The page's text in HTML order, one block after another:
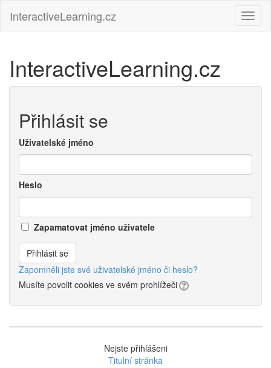
hlavnímu
InteractiveLearning.cz
InteractiveLearning.cz
Přihlásit se
Uživatelské jméno
Heslo
Zapamatovat jméno uživatele
Zapomněli jste své uživatelské jméno či heslo?
Musíte povolit cookies ve svém prohlížeči
Nejste přihlášeni
Titulní stránka